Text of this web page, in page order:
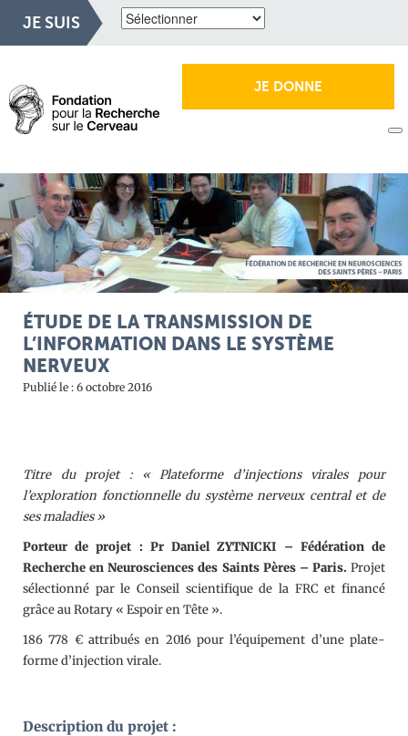
JE SUIS
JE DONNE
ÉTUDE DE LA TRANSMISSION DE
L’INFORMATION DANS LE SYSTÈME
NERVEUX
Publié le : 6 octobre 2016
Titre du projet : « Plateforme d’injections virales pour
l’exploration fonctionnelle du système nerveux central et de
ses maladies »
Porteur de projet : Pr Daniel ZYTNICKI – Fédération de
Recherche en Neurosciences des Saints Pères – Paris. Projet
sélectionné par le Conseil scientifique de la FRC et financé
grâce au Rotary « Espoir en Tête ».
186 778 € attribués en 2016 pour l’équipement d’une plate-
forme d’injection virale.
Description du projet :